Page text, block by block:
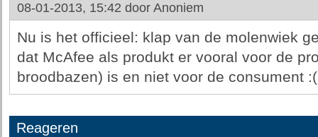
08-01-2013, 15:42 door Anoniem
Nu is het officieel: klap van de molenwiek
dat McAfee als produkt er vooral voor de
broodbazen) is en niet voor de consument :(
Reageren